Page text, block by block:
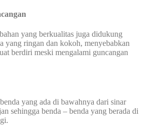
yang berkualitas juga didukung
yang ringan dan kokoh, menyebabkan
berdiri meski mengalami guncangan
yang ada di bawahnya dari sinar
sehingga benda – benda yang berada di